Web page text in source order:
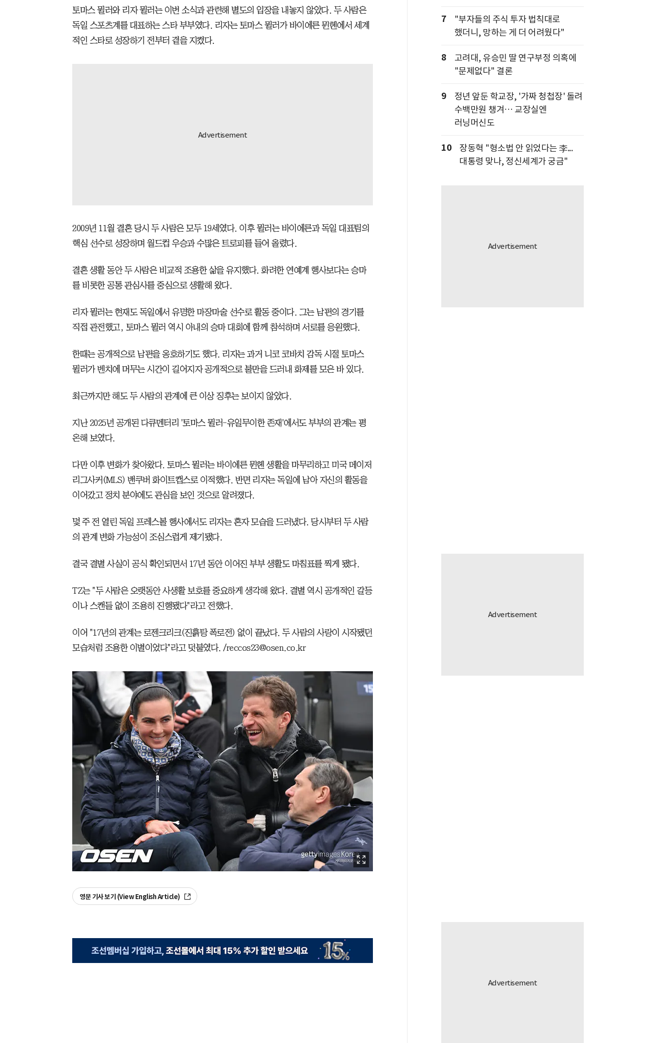
토마스 뮐러와 리자 뮐러는 이번 소식과 관련해 별도의 입장을 내놓지 않았다. 두 사람은
독일 스포츠계를 대표하는 스타 부부였다. 리자는 토마스 뮐러가 바이에른 뮌헨에서 세계
적인 스타로 성장하기 전부터 곁을 지켰다.
2009년 11월 결혼 당시 두 사람은 모두 19세였다. 이후 뮐러는 바이에른과 독일 대표팀의
핵심 선수로 성장하며 월드컵 우승과 수많은 트로피를 들어 올렸다.
결혼 생활 동안 두 사람은 비교적 조용한 삶을 유지했다. 화려한 연예계 행사보다는 승마
를 비롯한 공통 관심사를 중심으로 생활해 왔다.
리자 뮐러는 현재도 독일에서 유명한 마장마술 선수로 활동 중이다. 그는 남편의 경기를
직접 관전했고, 토마스 뮐러 역시 아내의 승마 대회에 함께 참석하며 서로를 응원했다.
한때는 공개적으로 남편을 옹호하기도 했다. 리자는 과거 니코 코바치 감독 시절 토마스
뮐러가 벤치에 머무는 시간이 길어지자 공개적으로 불만을 드러내 화제를 모은 바 있다.
최근까지만 해도 두 사람의 관계에 큰 이상 징후는 보이지 않았다.
지난 2025년 공개된 다큐멘터리 '토마스 뮐러-유일무이한 존재'에서도 부부의 관계는 평
온해 보였다.
다만 이후 변화가 찾아왔다. 토마스 뮐러는 바이에른 뮌헨 생활을 마무리하고 미국 메이저
리그사커(MLS) 밴쿠버 화이트캡스로 이적했다. 반면 리자는 독일에 남아 자신의 활동을
이어갔고 정치 분야에도 관심을 보인 것으로 알려졌다.
몇 주 전 열린 독일 프레스볼 행사에서도 리자는 혼자 모습을 드러냈다. 당시부터 두 사람
의 관계 변화 가능성이 조심스럽게 제기됐다.
결국 결별 사실이 공식 확인되면서 17년 동안 이어진 부부 생활도 마침표를 찍게 됐다.
TZ는 "두 사람은 오랫동안 사생활 보호를 중요하게 생각해 왔다. 결별 역시 공개적인 갈등
이나 스캔들 없이 조용히 진행됐다"라고 전했다.
이어 "17년의 관계는 로젠크리크(진흙탕 폭로전) 없이 끝났다. 두 사람의 사랑이 시작됐던
모습처럼 조용한 이별이었다"라고 덧붙였다. /reccos23@osen.co.kr
영문 기사 보기 (View English Article)
7
"부자들의 주식 투자 법칙대로
했더니, 망하는 게 더 어려웠다"
8
고려대, 유승민 딸 연구부정 의혹에
"문제없다" 결론
9
정년 앞둔 학교장, '가짜 청첩장' 돌려
수백만원 챙겨… 교장실엔
러닝머신도
10
장동혁 "형소법 안 읽었다는 李...
대통령 맞나, 정신세계가 궁금"